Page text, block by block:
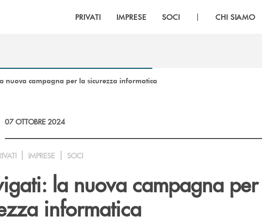
PRIVATI IMPRESE SOCI | CHI SIAMO
nuova campagna per la sicurezza informatica
07 OTTOBRE 2024
IMPRESE SOCI
la nuova campagna
informatica